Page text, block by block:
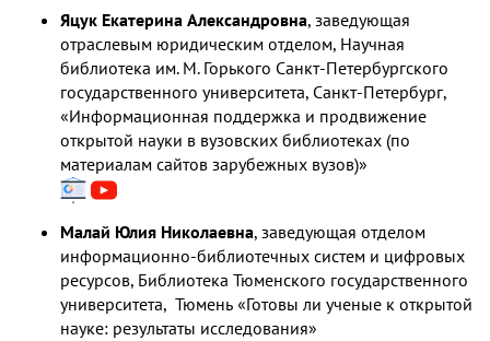
Яцук Екатерина Александровна, заведующая
отраслевым юридическим отделом, Научная
библиотека им. М. Горького Санкт-Петербургского
государственного университета, Санкт-Петербург,
«Информационная поддержка и продвижение
открытой науки в вузовских библиотеках (по
материалам сайтов зарубежных вузов)»
Малай Юлия Николаевна, заведующая отделом
информационно-библиотечных систем и цифровых
ресурсов, Библиотека Тюменского государственного
университета, Тюмень «Готовы ли ученые к открытой
науке: результаты исследования»